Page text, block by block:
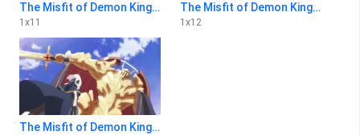
The Misfit of Demon King Academy 1x11
1 x11
The Misfit of Demon King Academy 1x12
1 x12
The Misfit of Demon King Academy 1x13